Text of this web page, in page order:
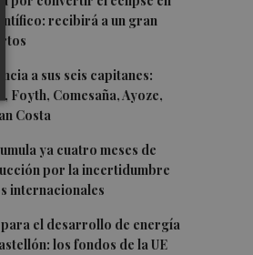
recibirá a un gran
a sus seis capitanes:
Foyth, Comesaña, Ayoze,
Costa
ya cuatro meses de
por la incertidumbre
internacionales
el desarrollo de energía
los fondos de la UE